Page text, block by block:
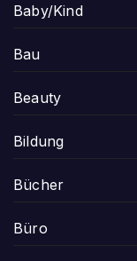
Baby/Kind
Bau
Beauty
Bildung
Bücher
Büro